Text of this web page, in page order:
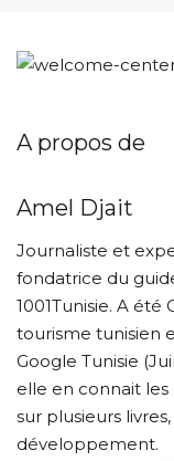
A propos de
Amel Djait
Journaliste et
fondatrice du
1001Tunisie. A
tourisme tunisien
Google Tunisie
elle en connait
sur plusieurs
développement.